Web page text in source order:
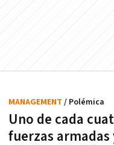
Uno de cada
fuerzas armadas
MANAGEMENT / Polémica